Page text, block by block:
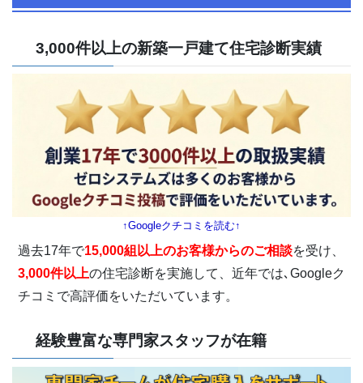
3,000件以上の新築一戸建て住宅診断実績
↑Googleクチコミを読む↑
過去17年で15,000組以上のお客様からのご相談を受け、
3,000件以上の住宅診断を実施して、近年では､Googleク
チコミで高評価をいただいています。
経験豊富な専門家スタッフが在籍